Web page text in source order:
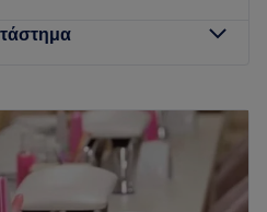
10:00– 20:00
10:00–18:00
10:00
10:00
20:00